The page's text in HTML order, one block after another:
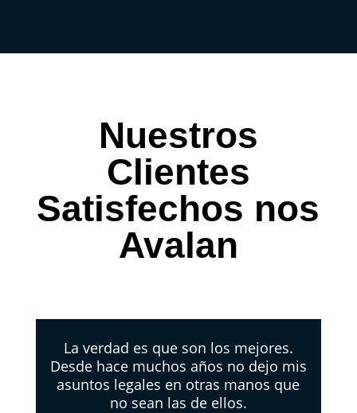
Nuestros
Clientes
Satisfechos nos
Avalan
La verdad es que son los mejores.
Desde hace muchos años no dejo mis
asuntos legales en otras manos que
no sean las de ellos.